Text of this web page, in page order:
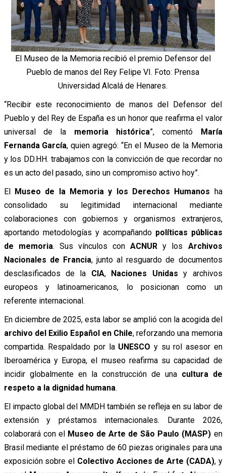
El Museo de la Memoria recibió el premio Defensor del
Pueblo de manos del Rey Felipe VI. Foto: Prensa
Universidad Alcalá de Henares.
“Recibir este reconocimiento de manos del Defensor del
Pueblo y del Rey de España es un honor que reafirma el valor
universal de la memoria histórica”, comentó
María
Fernanda García, quien agregó: “En el Museo de la Memoria
y los DD.HH. trabajamos con la convicción de que recordar no
es un acto del pasado, sino un compromiso activo hoy”.
El
Museo de la Memoria y los Derechos Humanos ha
consolidado su legitimidad internacional mediante
colaboraciones con gobiernos y organismos extranjeros,
aportando metodologías y acompañando políticas públicas
de memoria. Sus vínculos conACNUR y los Archivos
Nacionales de Francia, junto al resguardo de documentos
desclasificados de la CIA, Naciones Unidas y archivos
europeos y latinoamericanos, lo posicionan como un
referente internacional.
En diciembre de 2025, esta labor se amplió con la acogida del
archivo del Exilio Español en Chile, reforzando una memoria
compartida. Respaldado por la UNESCO y su rol asesor en
Iberoamérica y Europa, el museo reafirma su capacidad de
incidir globalmente en la construcción de una cultura de
respeto a la dignidad humana.
El impacto global del MMDH también se refleja en su labor de
extensión y préstamos internacionales. Durante 2026,
colaborará con el
Museo de Arte de São Paulo (MASP) en
Brasil mediante el préstamo de 60 piezas originales para una
exposición sobre el Colectivo Acciones de Arte (CADA), y